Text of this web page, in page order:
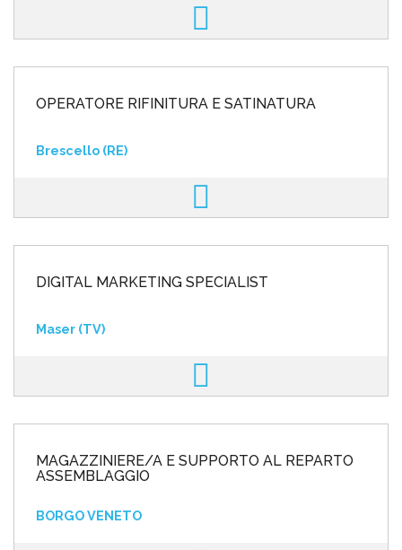
OPERATORE RIFINITURA E SATINATURA
Brescello (RE)
DIGITAL MARKETING SPECIALIST
Maser (TV)
MAGAZZINIERE/A E SUPPORTO AL REPARTO
ASSEMBLAGGIO
BORGO VENETO